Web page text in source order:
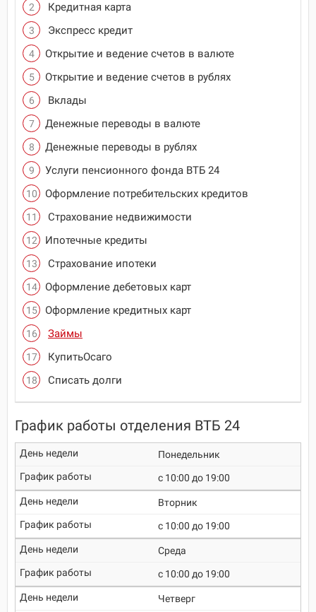
Кредитная карта
Экспресс кредит
Открытие и ведение счетов в валюте
Открытие и ведение счетов в рублях
Вклады
Денежные переводы в валюте
Денежные переводы в рублях
Услуги пенсионного фонда ВТБ 24
Оформление потребительских кредитов
Страхование недвижимости
Ипотечные кредиты
Страхование ипотеки
Оформление дебетовых карт
Оформление кредитных карт
Займы
КупитьОсаго
Списать долги
График работы отделения ВТБ 24
Понедельник
c 10:00 до 19:00
Вторник
c 10:00 до 19:00
Среда
c 10:00 до 19:00
Четверг